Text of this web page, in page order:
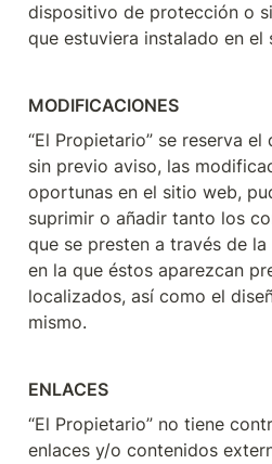
dispositivo de protección o
que estuviera instalado en el
MODIFICACIONES
“El Propietario” se reserva
sin previo aviso, las
oportunas en el sitio web,
suprimir o añadir tanto los
que se presten a través de
en la que éstos aparezcan
localizados, así como el
mismo.
ENLACES
“El Propietario” no tiene
enlaces y/o contenidos